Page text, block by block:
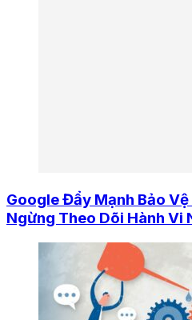
Google Đẩy Mạnh Bảo
Ngừng Theo Dõi Hành Vi